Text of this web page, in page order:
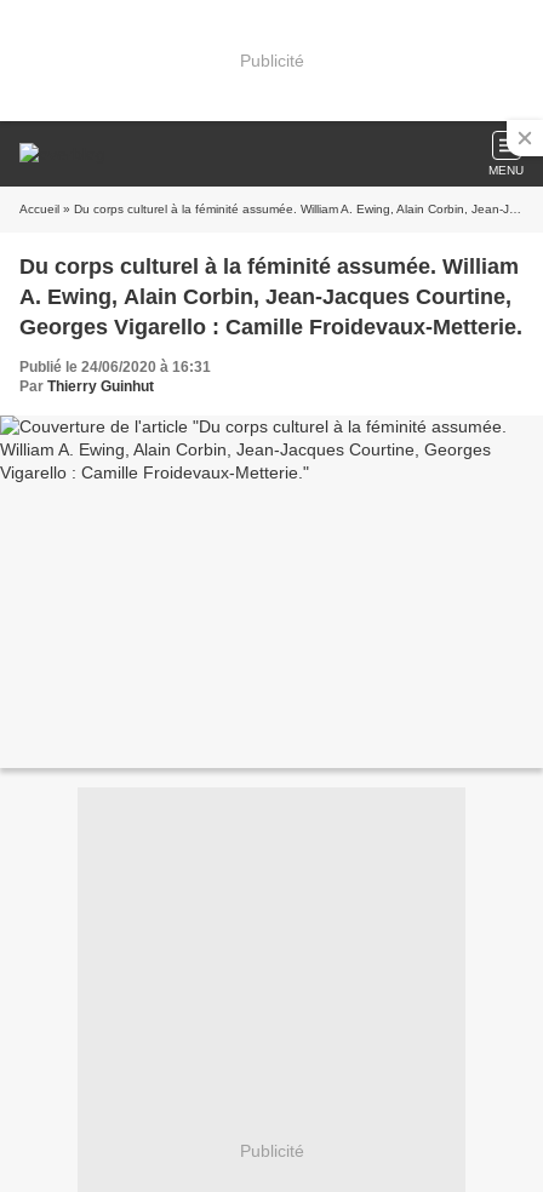
Publicité
MENU
Accueil » Du corps culturel à la féminité assumée. William A. Ewing, Alain Corbin, Jean-Jacques Courtine, Georges Vigarello : Camille Froidevaux-Metterie.
Du corps culturel à la féminité assumée. William
A. Ewing, Alain Corbin, Jean-Jacques Courtine,
Georges Vigarello : Camille Froidevaux-Metterie.
Publié le 24/06/2020 à 16:31
Par Thierry Guinhut
Publicité